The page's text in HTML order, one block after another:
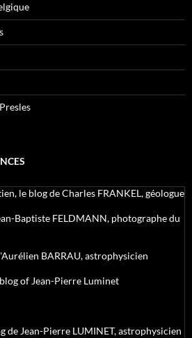
le blog de Charles FRANKEL, géologue
Baptiste FELDMANN, photographe du
BARRAU, astrophysicien
of Jean-Pierre Luminet
de Jean-Pierre LUMINET, astrophysicien